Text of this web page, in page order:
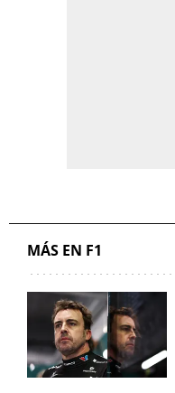
MÁS EN F1